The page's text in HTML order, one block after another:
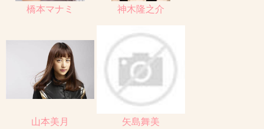
橋本マナミ 神木隆之介
山本美月 矢島舞美